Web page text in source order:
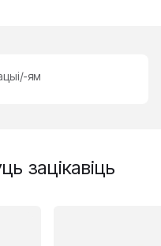
ям
зацікавіць